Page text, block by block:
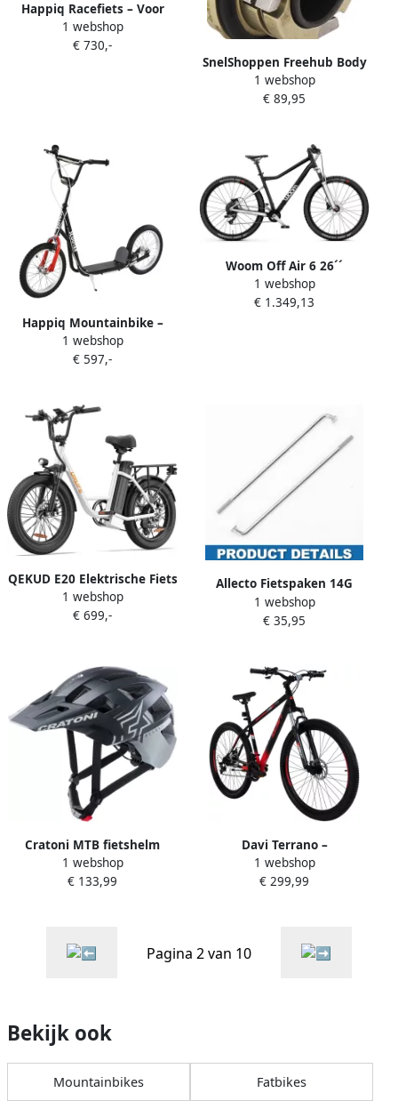
Happiq Racefiets – Voor
heren racegebruik –
Aluminium frame Shimano
1 webshop
€ 730,-
SnelShoppen Freehub Body
met Lagers 11
Versnellingen Fiets Freehub
Racefiets en Mountainbike
1 webshop
€ 89,95
Happiq Mountainbike –
Voor en – Volledig geveerd
21 versnellingen dubbele
1 webshop
€ 597,-
Woom Off Air 6 26´´
Mountainbike Zwart Jongen
1 webshop
€ 1.349,13
QEKUD E20 Elektrische Fiets
– 250W 20 inch Fatbike 48V
13Ah Accu – 7 versnellingen
1 webshop
€ 699,-
Allecto Fietspaken 14G
Hoogwaardige carbon staal
Zilver Mountainbike
1 webshop
€ 35,95
Cratoni MTB fietshelm
AllSET
1 webshop
€ 133,99
Davi Terrano –
Mountainbike – 29 inch – 21
versnellingen –
1 webshop
€ 299,99
Pagina 2 van 10
Bekijk ook
Mountainbikes Fatbikes